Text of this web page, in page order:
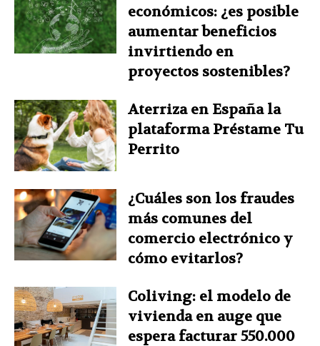
económicos: ¿es posible
aumentar beneficios
invirtiendo en
proyectos sostenibles?
Aterriza en España la
plataforma Préstame Tu
Perrito
¿Cuáles son los fraudes
más comunes del
comercio electrónico y
cómo evitarlos?
Coliving: el modelo de
vivienda en auge que
espera facturar 550.000